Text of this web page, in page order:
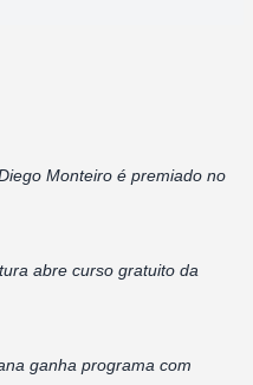
Monteiro é premiado no
abre curso gratuito da
ganha programa com